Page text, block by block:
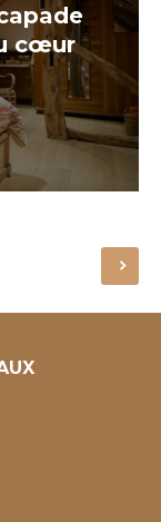
cœur